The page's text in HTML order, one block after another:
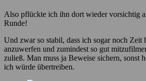
Also pflückte ich ihn dort wieder vorsichtig
Runde!
Und zwar so stabil, dass ich sogar noch Zeit
anzuwerfen und zumindest so gut
zuließ. Man muss ja Beweise sichern, sonst
ich würde übertreiben.